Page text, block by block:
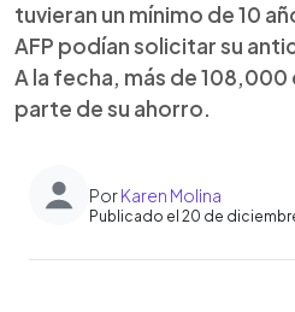
tuvieran un mínimo de 10
AFP podían solicitar su
A la fecha, más de
parte de su ahorro.
PorKaren Molina
Publicado el 20 de